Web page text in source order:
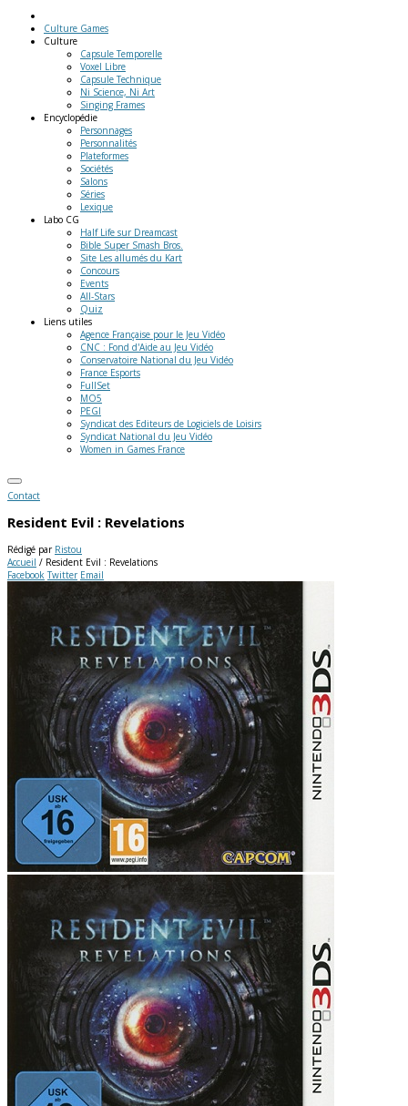
Culture Games
Culture
Capsule Temporelle
Voxel Libre
Capsule Technique
Ni Science, Ni Art
Singing Frames
Encyclopédie
Personnages
Personnalités
Plateformes
Sociétés
Salons
Séries
Lexique
Labo CG
Half Life sur Dreamcast
Bible Super Smash Bros.
Site Les allumés du Kart
Concours
Events
All-Stars
Quiz
Liens utiles
Agence Française pour le Jeu Vidéo
CNC : Fond d'Aide au Jeu Vidéo
Conservatoire National du Jeu Vidéo
France Esports
FullSet
MO5
PEGI
Syndicat des Editeurs de Logiciels de Loisirs
Syndicat National du Jeu Vidéo
Women in Games France
Contact
Resident Evil : Revelations
Rédigé par Ristou
Accueil / Resident Evil : Revelations
Facebook Twitter Email